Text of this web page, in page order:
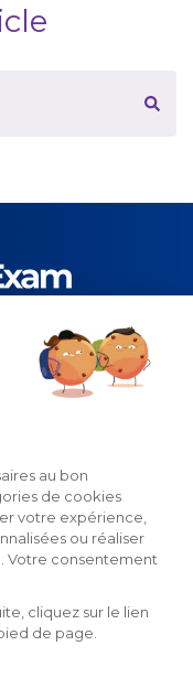
et de
pour la
au bon
de cookies
votre expérience,
ou réaliser
Votre consentement
cliquez sur le lien
de page.